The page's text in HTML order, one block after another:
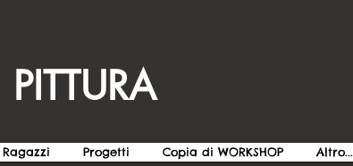
Progetti Copia di WORKSHOP Altro...